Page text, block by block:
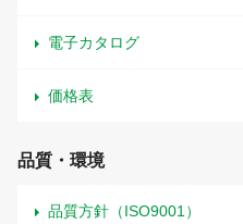
電子カタログ
価格表
品質・環境
品質方針（ISO9001）